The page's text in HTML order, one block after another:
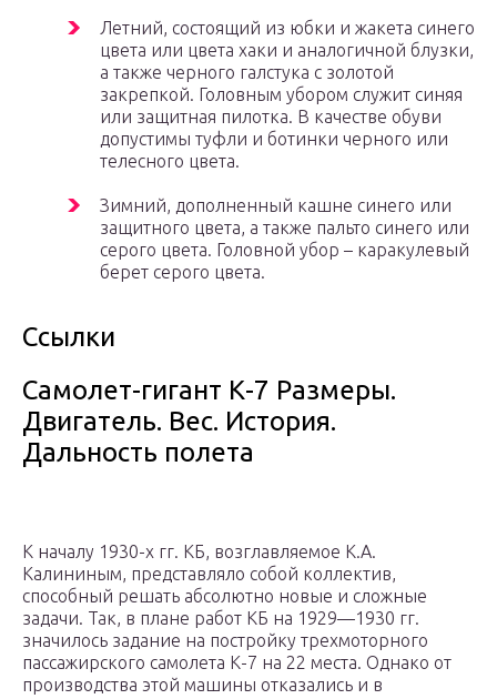
Летний, состоящий из юбки и жакета синего
цвета или цвета хаки и аналогичной блузки,
а также черного галстука с золотой
закрепкой. Головным убором служит синяя
или защитная пилотка. В качестве обуви
допустимы туфли и ботинки черного или
телесного цвета.
Зимний, дополненный кашне синего или
защитного цвета, а также пальто синего или
серого цвета. Головной убор – каракулевый
берет серого цвета.
Ссылки
Самолет-гигант К-7 Размеры.
Двигатель. Вес. История.
Дальность полета
К началу 1930-х гг. КБ, возглавляемое К.А.
Калининым, представляло собой коллектив,
способный решать абсолютно новые и сложные
задачи. Так, в плане работ КБ на 1929—1930 гг.
значилось задание на постройку трехмоторного
пассажирского самолета К-7 на 22 места. Однако от
производства этой машины отказались и в